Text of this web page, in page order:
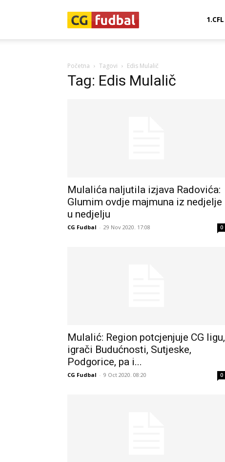
1.CFL
Početna Tagovi Edis Mulalič
Tag: Edis Mulalič
Mulalića naljutila izjava Radovića:
Glumim ovdje majmuna iz nedjelje
u nedjelju
CG Fudbal - 29 Nov 2020. 17:08 0
Mulalić: Region potcjenjuje CG ligu,
igrači Budućnosti, Sutjeske,
Podgorice, pa i...
CG Fudbal - 9 Oct 2020. 08:20 0